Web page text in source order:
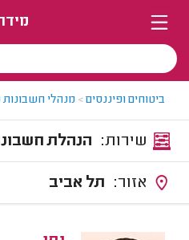
ביטוחים ופיננסים> מנהלי חשבונות
הנהלת
תל אביב